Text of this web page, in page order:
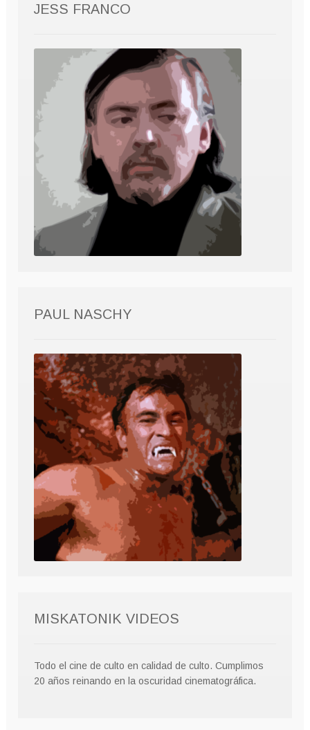
JESS FRANCO
PAUL NASCHY
MISKATONIK VIDEOS
Todo el cine de culto en calidad de culto. Cumplimos
20 años reinando en la oscuridad cinematográfica.